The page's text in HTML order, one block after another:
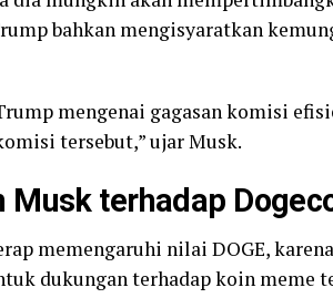
bahkan mengisyaratkan
mengenai gagasan komisi
tersebut,” ujar Musk.
Musk terhadap
memengaruhi nilai DOGE,
dukungan terhadap koin meme